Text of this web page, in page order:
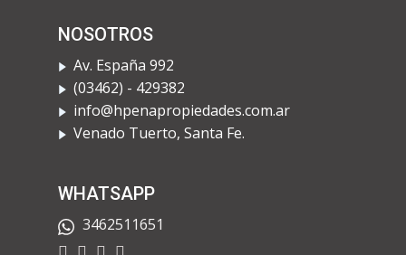
NOSOTROS
Av. España 992
​(03462) - 429382
info@hpenapropiedades.com.ar
​Venado Tuerto, Santa Fe.
WHATSAPP
3462511651